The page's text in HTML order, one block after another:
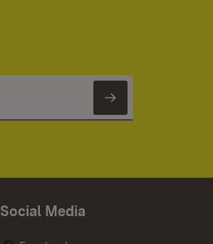
Newsletter
Social Media